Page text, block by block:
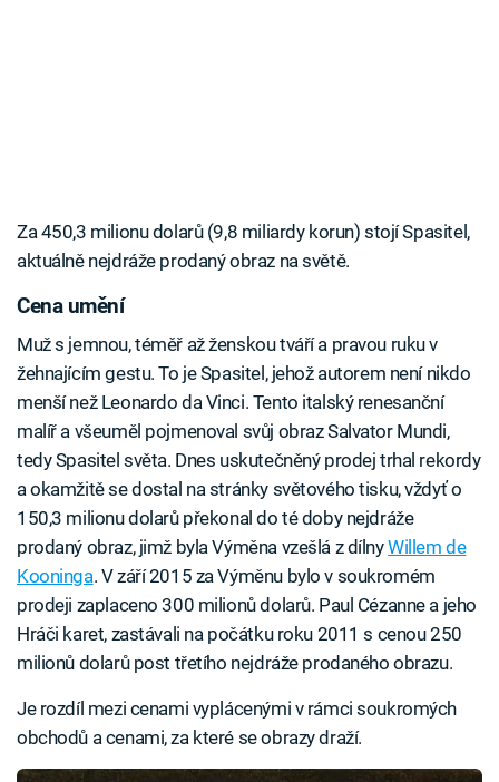
Za 450,3 milionu dolarů (9,8 miliardy korun) stojí Spasitel,
aktuálně nejdráže prodaný obraz na světě.
Cena umění
Muž s jemnou, téměř až ženskou tváří a pravou ruku v
žehnajícím gestu. To je Spasitel, jehož autorem není nikdo
menší než Leonardo da Vinci. Tento italský renesanční
malíř a všeuměl pojmenoval svůj obraz Salvator Mundi,
tedy Spasitel světa. Dnes uskutečněný prodej trhal rekordy
a okamžitě se dostal na stránky světového tisku, vždyť o
150,3 milionu dolarů překonal do té doby nejdráže
prodaný obraz, jimž byla Výměna vzešlá z dílnyWillem de
Kooninga. V září 2015 za Výměnu bylo v soukromém
prodeji zaplaceno 300 milionů dolarů. Paul Cézanne a jeho
Hráči karet, zastávali na počátku roku 2011 s cenou 250
milionů dolarů post třetího nejdráže prodaného obrazu.
Je rozdíl mezi cenami vyplácenými v rámci soukromých
obchodů a cenami, za které se obrazy draží.